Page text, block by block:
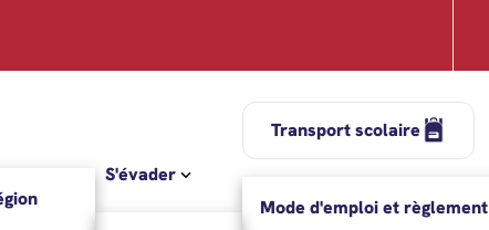
S'évader
Transport scolaire
Mode d'emploi et règlement